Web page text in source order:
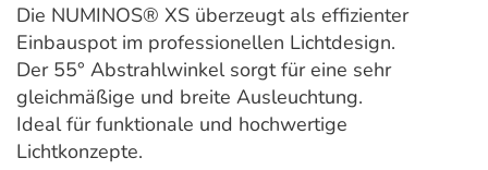
Die NUMINOS® XS überzeugt als effizienter
Einbauspot im professionellen Lichtdesign.
Der 55° Abstrahlwinkel sorgt für eine sehr
gleichmäßige und breite Ausleuchtung.
Ideal für funktionale und hochwertige
Lichtkonzepte.